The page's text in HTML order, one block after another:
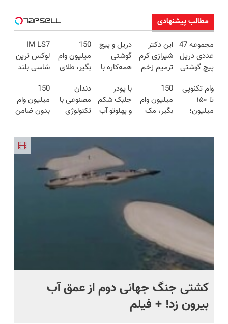
مطالب پیشنهادی
مجموعه 47
عددی دریل
پیچ گوشتی
(تخفیف به
مدت
محدود)
این دکتر
شیرازی کرم
ترمیم زخم
ساخت!!!
دریل و پیچ
گوشتی
همه‌کاره با
هوشمند ⚙️
(نصف
قیمت بازار
150
میلیون وام
بگیر، طلای
زینتی بخر
IM LS7
لوکس ترین
شاسی بلند
وام تکنوپی
تا ۱۵۰
میلیون؛
150
میلیون وام
بگیر، مک
با پودر
جلبک شکم
و پهلوتو آب
دندان
مصنوعی با
تکنولوژی
150
میلیون وام
بدون ضامن
کشتی‌ جنگ جهانی دوم از عمق آب
بیرون زد! + فیلم